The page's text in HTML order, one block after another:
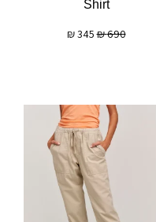
Shirt
690
₪
345
₪